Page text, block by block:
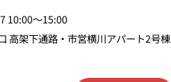
10:00〜15:00
高架下通路・市営横川アパート2号棟